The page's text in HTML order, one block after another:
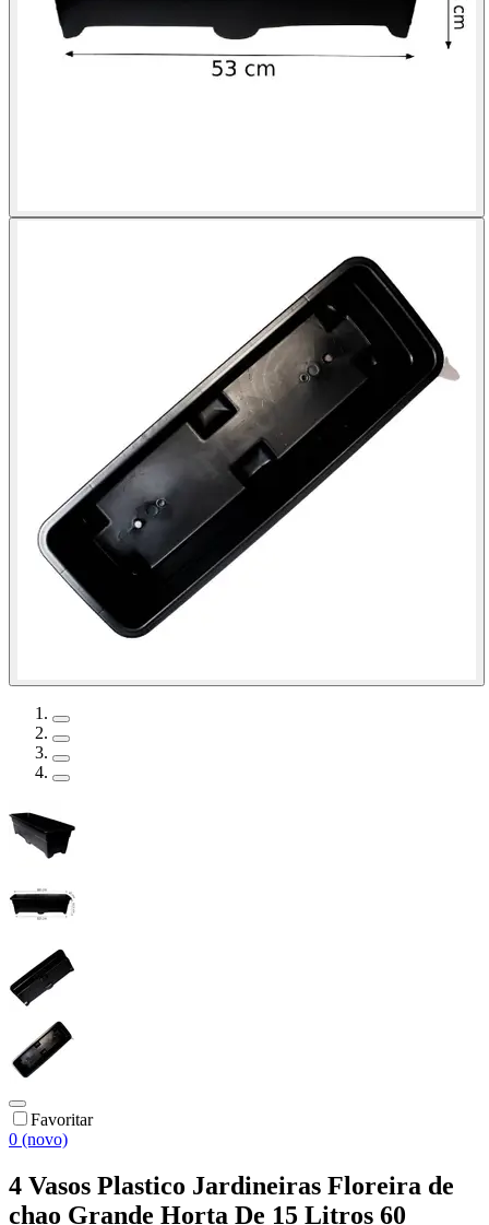
Favoritar
0 (novo)
4 Vasos Plastico Jardineiras Floreira de
chao Grande Horta De 15 Litros 60